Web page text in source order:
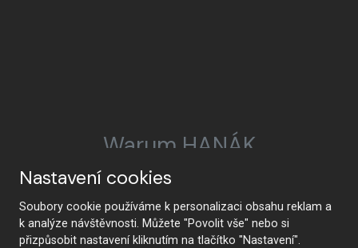
Warum HANÁK
HANÁK Interior Concept
Tradition und
Handwerkskunst
Nastavení cookies
Soubory cookie používáme k personalizaci obsahu reklam a
k analýze návštěvnosti. Můžete "Povolit vše" nebo si
přizpůsobit nastavení kliknutím na tlačítko "Nastavení".